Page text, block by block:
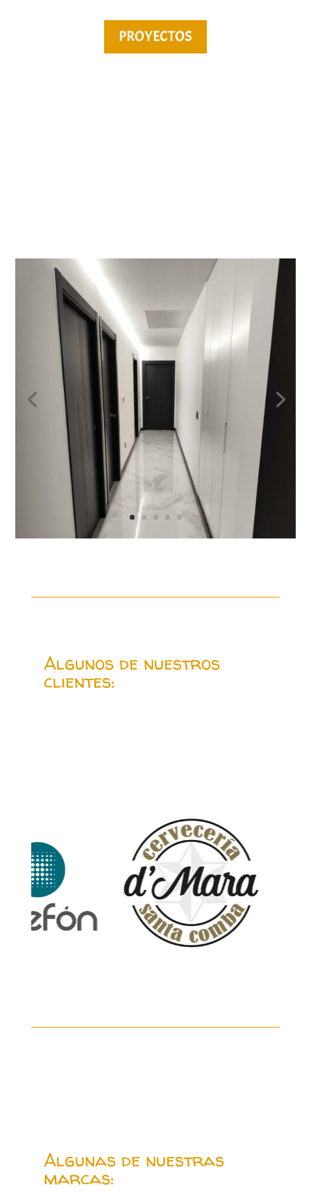
PROYECTOS
Algunos de nuestros
clientes:
Algunas de nuestras
marcas: